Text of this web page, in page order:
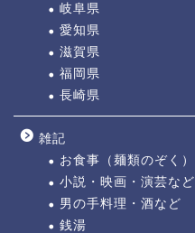
岐阜県
愛知県
滋賀県
福岡県
長崎県
雑記
お食事（麺類のぞく）
小説・映画・演芸など
男の手料理・酒など
銭湯